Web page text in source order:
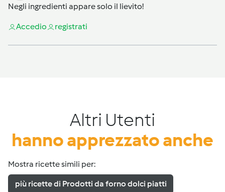
Negli ingredienti appare solo il lievito!
Accedio registrati
Altri Utenti
hanno apprezzato anche
Mostra ricette simili per:
più ricette di Prodotti da forno dolci piatti